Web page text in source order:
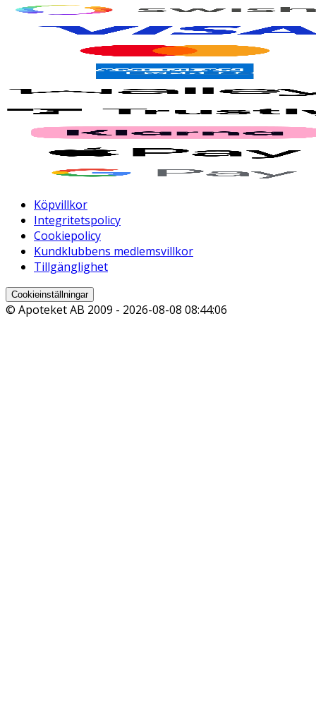
Köpvillkor
Integritetspolicy
Cookiepolicy
Kundklubbens medlemsvillkor
Tillgänglighet
Cookieinställningar
© Apoteket AB 2009 - 2026-08-08 08:44:06